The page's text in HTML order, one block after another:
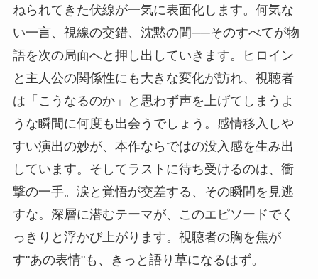
ねられてきた伏線が一気に表面化します。何気な
い一言、視線の交錯、沈黙の間──そのすべてが物
語を次の局面へと押し出していきます。ヒロイン
と主人公の関係性にも大きな変化が訪れ、視聴者
は「こうなるのか」と思わず声を上げてしまうよ
うな瞬間に何度も出会うでしょう。感情移入しや
すい演出の妙が、本作ならではの没入感を生み出
しています。そしてラストに待ち受けるのは、衝
撃の一手。涙と覚悟が交差する、その瞬間を見逃
すな。深層に潜むテーマが、このエピソードでく
っきりと浮かび上がります。視聴者の胸を焦が
す"あの表情"も、きっと語り草になるはず。